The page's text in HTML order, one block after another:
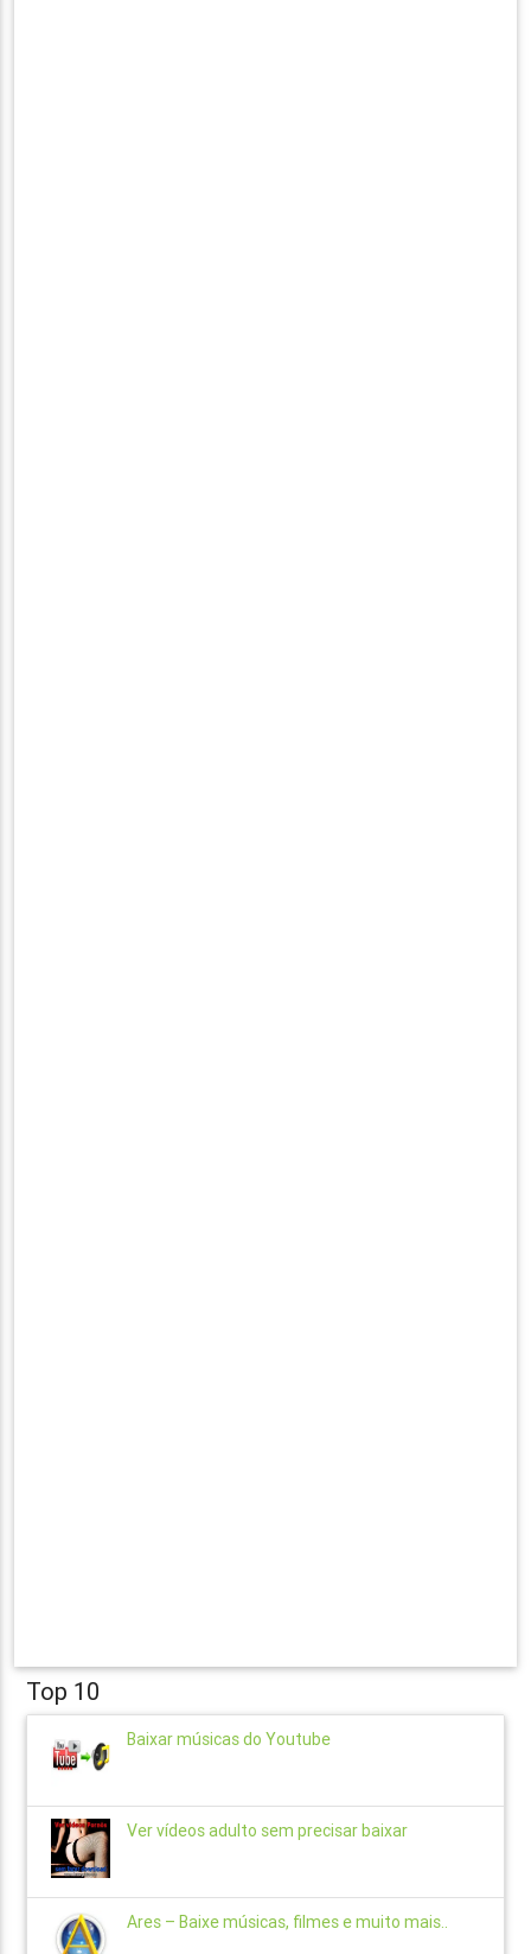
Top 10
Baixar músicas do Youtube
Ver vídeos adulto sem precisar baixar
Ares – Baixe músicas, filmes e muito mais..